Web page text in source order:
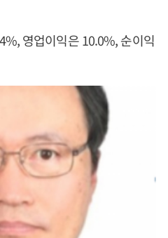
영업이익은 10.0%, 순이익